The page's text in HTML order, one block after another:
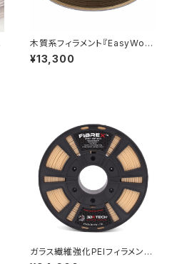
木質系フィラメント『EasyWoo
d』
¥13,300
ガラス繊維強化PEIフィラメント